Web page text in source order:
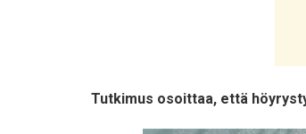
Tutkimus osoittaa, että